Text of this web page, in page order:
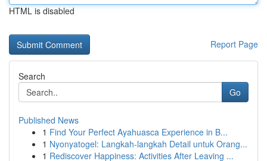
HTML is disabled
Report Page
Search
Go
Published News
1 Find Your Perfect Ayahuasca Experience in B...
1 Nyonyatogel: Langkah-langkah Detail untuk Orang...
1 Rediscover Happiness: Activities After Leaving ...